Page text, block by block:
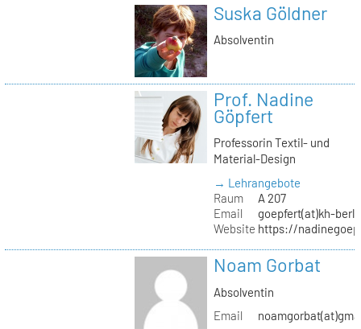
Suska Göldner
Absolventin
Prof. Nadine
Göpfert
Professorin Textil- und
Material-Design
→ Lehrangebote
Raum
A 207
Email
goepfert(at)kh-
Website https://
Noam Gorbat
Absolventin
Email